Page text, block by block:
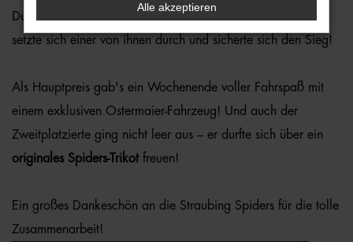
Duell gegeneinander an. Nach einem Kopf-an-Kopf-Rennen
setzte sich einer von ihnen durch und sicherte sich den Sieg!
Als Hauptpreis gab's ein Wochenende voller Fahrspaß mit
einem exklusiven Ostermaier-Fahrzeug! Und auch der
Zweitplatzierte ging nicht leer aus – er durfte sich über ein
originales Spiders-Trikotfreuen!
Ein großes Dankeschön an die Straubing Spiders für die tolle
Zusammenarbeit!
Alle akzeptieren